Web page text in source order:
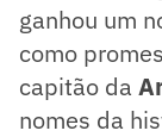
ganhou um
como
capitão da
nomes da